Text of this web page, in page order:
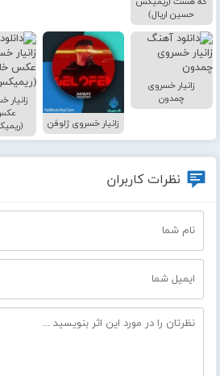
حسین اریال)
زانیار خسروی
چمدون
زانیار خسروی ژلوفن
نظرات کاربران